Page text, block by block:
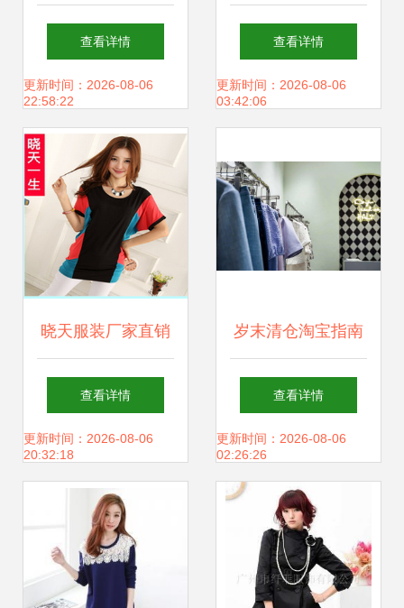
热销 外贸库存批发
价格与厂家选择指
南
查看详情
更新时间：2026-08-06
22:58:22
的个体经营之道 以
杨涛的经验为例
查看详情
更新时间：2026-08-06
03:42:06
晓天服装厂家直销
源头直批，品质与
价格双重优势解析
查看详情
更新时间：2026-08-06
20:32:18
岁末清仓淘宝指南
南油服装批发城逛
购全攻略
查看详情
更新时间：2026-08-06
02:26:26